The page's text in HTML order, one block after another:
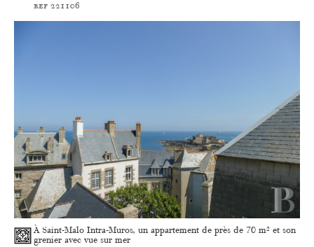
ref 221106
À Saint-Malo Intra-Muros, un appartement de près de 70 m² et son
grenier avec vue sur mer